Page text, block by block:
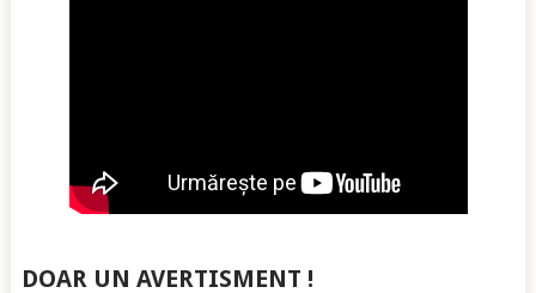
DOAR UN AVERTISMENT !